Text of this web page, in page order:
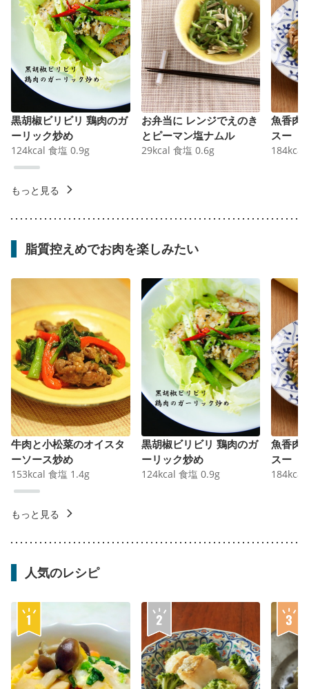
黒胡椒ビリビリ 鶏肉のガ
ーリック炒め
124kcal 食塩 0.9g
お弁当に レンジでえのき
とピーマン塩ナムル
29kcal 食塩 0.6g
魚香肉
スー
184kcal
もっと見る
脂質控えめでお肉を楽しみたい
牛肉と小松菜のオイスタ
ーソース炒め
153kcal 食塩 1.4g
黒胡椒ビリビリ 鶏肉のガ
ーリック炒め
124kcal 食塩 0.9g
魚香肉
スー
184kcal
もっと見る
人気のレシピ